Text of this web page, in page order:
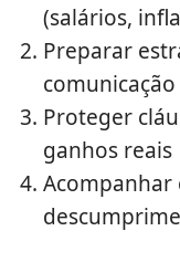
(salários,
Preparar
Proteger
ganhos reais